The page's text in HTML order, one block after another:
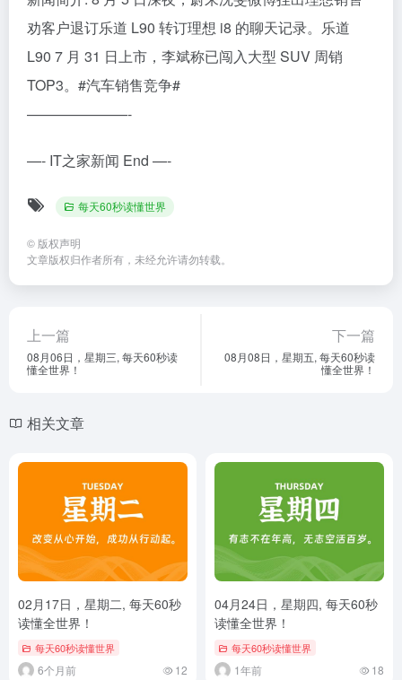
劝客户退订乐道 L90 转订理想 i8 的聊天记录。乐道
L90 7 月 31 日上市，李斌称已闯入大型 SUV 周销
TOP3。#汽车销售竞争#
———————-
—- IT之家新闻 End —-
每天60秒读懂世界
© 版权声明
文章版权归作者所有，未经允许请勿转载。
上一篇
08月06日，星期三, 每天60秒读
懂全世界！
下一篇
08月08日，星期五, 每天60秒读
懂全世界！
相关文章
02月17日，星期二, 每天60秒
读懂全世界！
每天60秒读懂世界
6个月前 12
04月24日，星期四, 每天60秒
读懂全世界！
每天60秒读懂世界
1年前 18